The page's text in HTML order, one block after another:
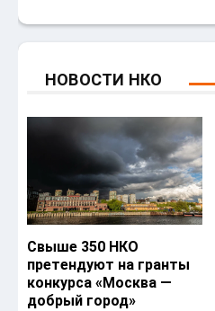
НОВОСТИ НКО
Свыше 350 НКО
претендуют на гранты
конкурса «Москва —
добрый город»